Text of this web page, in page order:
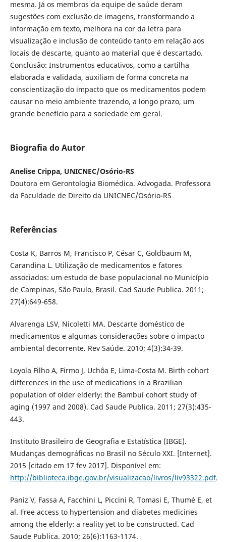
mesma. Já os membros da equipe de saúde deram
sugestões com exclusão de imagens, transformando a
informação em texto, melhora na cor da letra para
visualização e inclusão de conteúdo tanto em relação aos
locais de descarte, quanto ao material que é descartado.
Conclusão: Instrumentos educativos, como a cartilha
elaborada e validada, auxiliam de forma concreta na
conscientização do impacto que os medicamentos podem
causar no meio ambiente trazendo, a longo prazo, um
grande benefício para a sociedade em geral.
Biografia do Autor
Anelise Crippa, UNICNEC/Osório-RS
Doutora em Gerontologia Biomédica. Advogada. Professora
da Faculdade de Direito da UNICNEC/Osório-RS
Referências
Costa K, Barros M, Francisco P, César C, Goldbaum M,
Carandina L. Utilização de medicamentos e fatores
associados: um estudo de base populacional no Município
de Campinas, São Paulo, Brasil. Cad Saude Publica. 2011;
27(4):649-658.
Alvarenga LSV, Nicoletti MA. Descarte doméstico de
medicamentos e algumas considerações sobre o impacto
ambiental decorrente. Rev Saúde. 2010; 4(3):34-39.
Loyola Filho A, Firmo J, Uchôa E, Lima-Costa M. Birth cohort
differences in the use of medications in a Brazilian
population of older elderly: the Bambuí cohort study of
aging (1997 and 2008). Cad Saude Publica. 2011; 27(3):435-
443.
Instituto Brasileiro de Geografia e Estatística (IBGE).
Mudanças demográficas no Brasil no Século XXI. [Internet].
2015 [citado em 17 fev 2017]. Disponível em:
http://biblioteca.ibge.gov.br/visualizacao/livros/liv93322.pdf.
Paniz V, Fassa A, Facchini L, Piccini R, Tomasi E, Thumé E, et
al. Free access to hypertension and diabetes medicines
among the elderly: a reality yet to be constructed. Cad
Saude Publica. 2010; 26(6):1163-1174.